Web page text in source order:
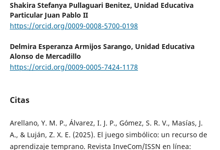
Shakira Stefanya Pullaguari Benitez, Unidad Educativa
Particular Juan Pablo II
https://orcid.org/0009-0008-5700-0198
Delmira Esperanza Armijos Sarango, Unidad Educativa
Alonso de Mercadillo
https://orcid.org/0009-0005-7424-1178
Citas
Arellano, Y. M. P., Álvarez, I. J. P., Gómez, S. R. V., Masías, J.
A., & Luján, Z. X. E. (2025). El juego simbólico: un recurso de
aprendizaje temprano. Revista InveCom/ISSN en línea: